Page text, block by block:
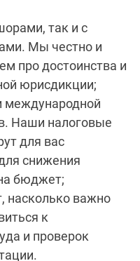
так и с
Мы честно и
про достоинства и
юрисдикции;
международной
Наши налоговые
для вас
снижения
бюджет;
насколько важно
к
и проверок